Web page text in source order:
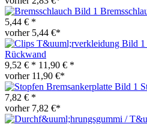
5,44 € *
vorher 5,44 €*
Rückwand
9,52 € * 11,90 € *
vorher 11,90 €*
7,82 € *
vorher 7,82 €*